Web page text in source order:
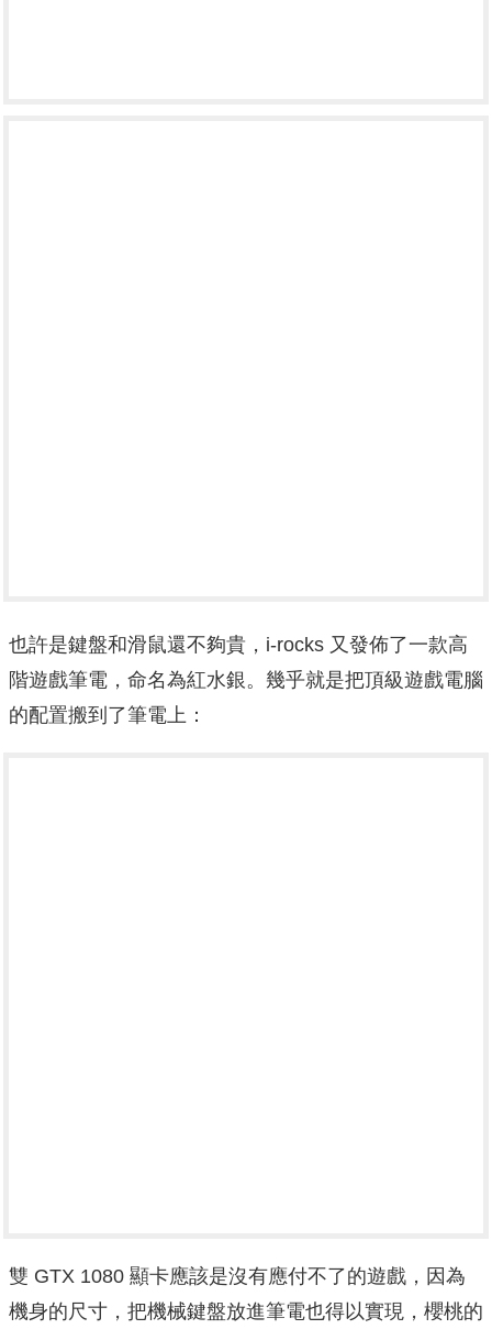
也許是鍵盤和滑鼠還不夠貴，i-rocks 又發佈了一款高
階遊戲筆電，命名為紅水銀。幾乎就是把頂級遊戲電腦
的配置搬到了筆電上：
雙 GTX 1080 顯卡應該是沒有應付不了的遊戲，因為
機身的尺寸，把機械鍵盤放進筆電也得以實現，櫻桃的